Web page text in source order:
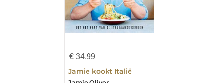
€ 34,99
Jamie kookt Italië